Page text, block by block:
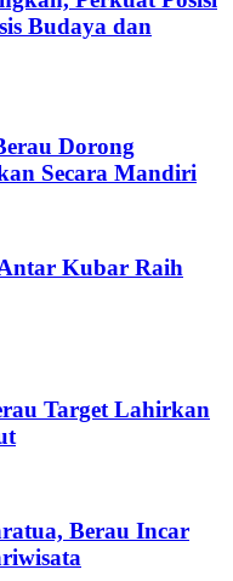
Budaya dan
Dorong
Secara Mandiri
Kubar Raih
Target Lahirkan
Berau Incar